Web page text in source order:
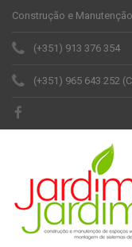
Construção e
(+351) 913 376 354
(+351) 965 643 252